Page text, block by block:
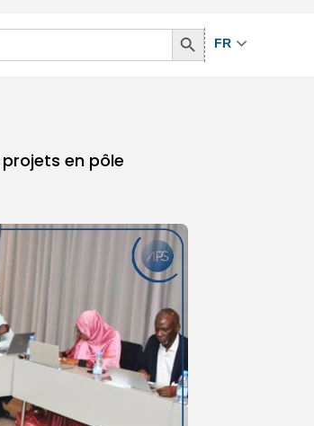
Search
Button
FR
en pôle